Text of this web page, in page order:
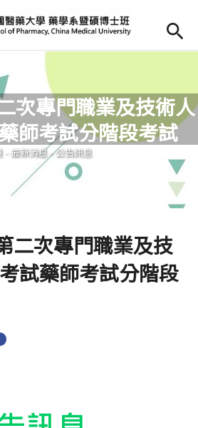
頁
介)
師資陣容)
程內容)
習專區)
to Main content
次專門職業及技術人
師考試分階段考試
在這裡
- 最新消息-公告訊息
二次專門職業及技
試藥師考試分階段